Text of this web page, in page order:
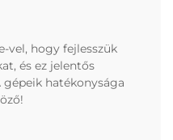
vel, hogy fejlesszük
és ez jelentős
hatékonysága